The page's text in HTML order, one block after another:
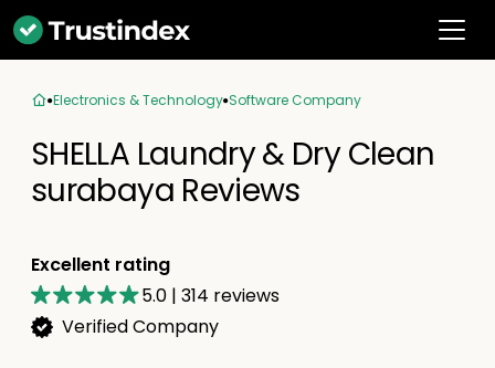
Electronics & Technology Software Company
SHELLA Laundry & Dry Clean
surabaya Reviews
Excellent rating
5.0 | 314 reviews
Verified Company